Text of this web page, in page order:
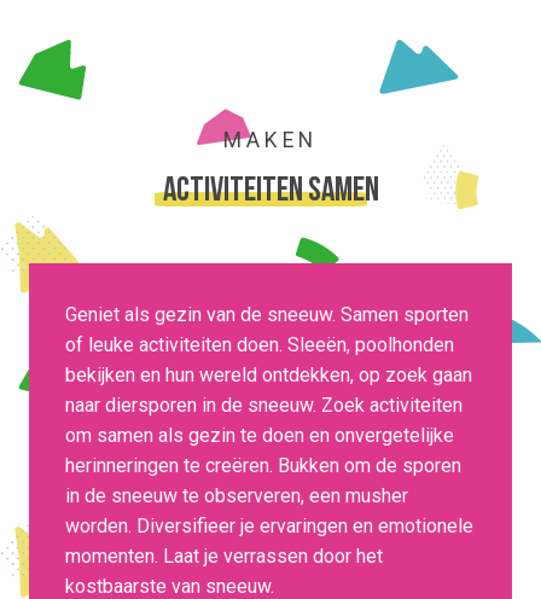
MAKEN
activiteiten samen
Geniet als gezin van de sneeuw. Samen sporten
of leuke activiteiten doen. Sleeën, poolhonden
bekijken en hun wereld ontdekken, op zoek gaan
naar diersporen in de sneeuw. Zoek activiteiten
om samen als gezin te doen en onvergetelijke
herinneringen te creëren. Bukken om de sporen
in de sneeuw te observeren, een musher
worden. Diversifieer je ervaringen en emotionele
momenten. Laat je verrassen door het
kostbaarste van sneeuw.